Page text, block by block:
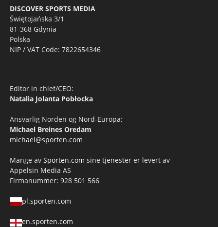
DISCOVER SPORTS MEDIA
Świętojańska 3/1
81-368 Gdynia
Polska
NIP / VAT Code: 7822654346
Editor in chief/CEO:
Natalia Jolanta Pobłocka
Ansvarlig Norden og Nord-Europa:
Michael Breines Oredam
michael@sporten.com
Mange av Sporten.com sine tjenester er levert av
Appelsin Media AS
Firmanummer: 928 501 566
pl.sporten.com
en.sporten.com